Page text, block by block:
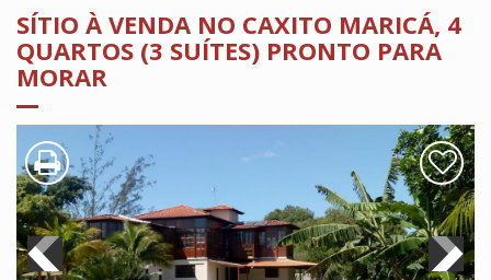
SÍTIO À VENDA NO CAXITO MARICÁ, 4
QUARTOS (3 SUÍTES) PRONTO PARA
MORAR